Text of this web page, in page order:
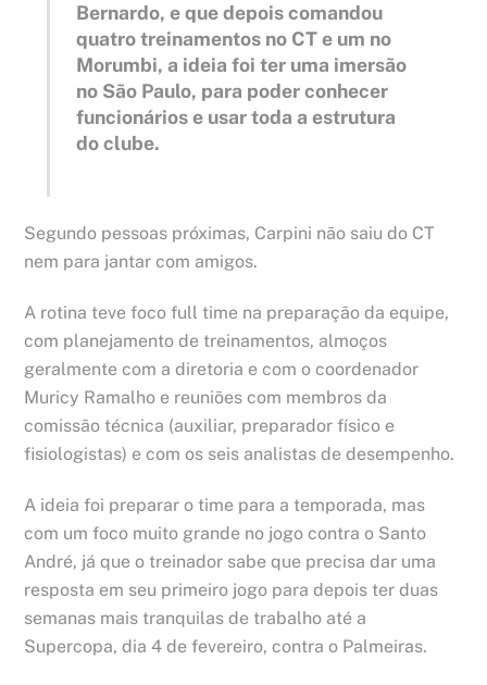
Bernardo, e que depois comandou
quatro treinamentos no CT e um no
Morumbi, a ideia foi ter uma imersão
no São Paulo, para poder conhecer
funcionários e usar toda a estrutura
do clube.
Segundo pessoas próximas, Carpini não saiu do CT
nem para jantar com amigos.
A rotina teve foco full time na preparação da equipe,
com planejamento de treinamentos, almoços
geralmente com a diretoria e com o coordenador
Muricy Ramalho e reuniões com membros da
comissão técnica (auxiliar, preparador físico e
fisiologistas) e com os seis analistas de desempenho.
A ideia foi preparar o time para a temporada, mas
com um foco muito grande no jogo contra o Santo
André, já que o treinador sabe que precisa dar uma
resposta em seu primeiro jogo para depois ter duas
semanas mais tranquilas de trabalho até a
Supercopa, dia 4 de fevereiro, contra o Palmeiras.